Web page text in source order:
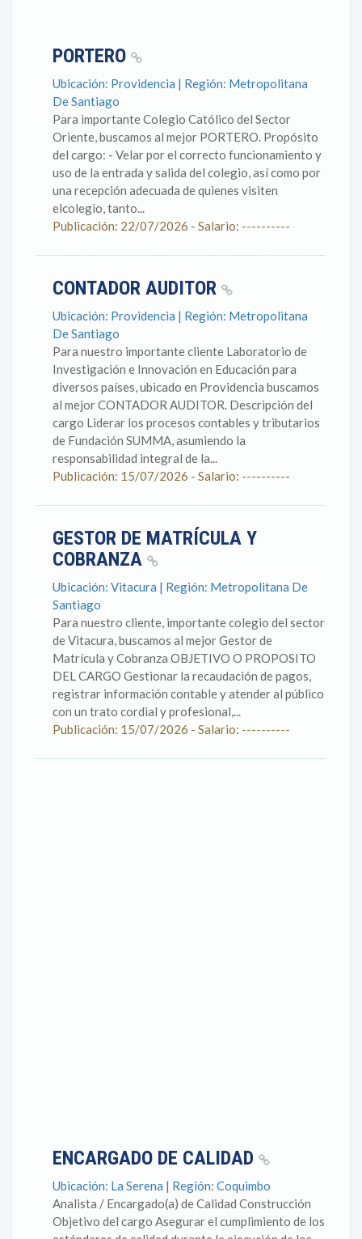
PORTERO
Ubicación: Providencia | Región: Metropolitana
De Santiago
Para importante Colegio Católico del Sector
Oriente, buscamos al mejor PORTERO. Propósito
del cargo: - Velar por el correcto funcionamiento y
uso de la entrada y salida del colegio, así como por
una recepción adecuada de quienes visiten
elcolegio, tanto...
Publicación: 22/07/2026 - Salario: ----------
CONTADOR AUDITOR
Ubicación: Providencia | Región: Metropolitana
De Santiago
Para nuestro importante cliente Laboratorio de
Investigación e Innovación en Educación para
diversos países, ubicado en Providencia buscamos
al mejor CONTADOR AUDITOR. Descripción del
cargo Liderar los procesos contables y tributarios
de Fundación SUMMA, asumiendo la
responsabilidad integral de la...
Publicación: 15/07/2026 - Salario: ----------
GESTOR DE MATRÍCULA Y
COBRANZA
Ubicación: Vitacura | Región: Metropolitana De
Santiago
Para nuestro cliente, importante colegio del sector
de Vitacura, buscamos al mejor Gestor de
Matrícula y Cobranza OBJETIVO O PROPOSITO
DEL CARGO Gestionar la recaudación de pagos,
registrar información contable y atender al público
con un trato cordial y profesional,...
Publicación: 15/07/2026 - Salario: ----------
ENCARGADO DE CALIDAD
Ubicación: La Serena | Región: Coquimbo
Analista / Encargado(a) de Calidad Construcción
Objetivo del cargo Asegurar el cumplimiento de los